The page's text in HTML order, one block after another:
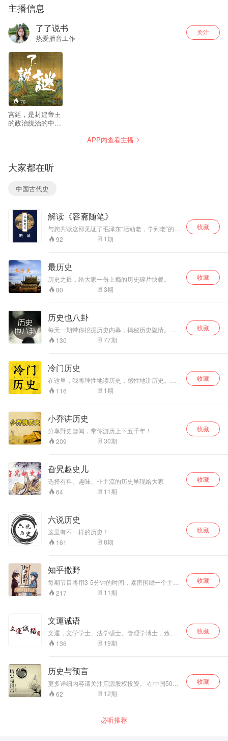
主播信息
了了说书
热爱播音工作
关注
70
宫廷，是封建帝王
的政治统治的中
权力之争、手足之
争、君臣之间，还
有宫中奴仆之间互
相攀比、互相倾
至相互残杀，在生
活中演出了一幕幕
宫廷秘史，奇闻异
事。但是它们的历
史真相如何呢？还
竟是怎么回事呢？
请听了了为您说说
这些谜！
APP内查看主播
大家都在听
中国古代史
解读《容斋随笔》
与您共读这部见证了毛泽东“活动老，学到老”的经
典著作
92 1期
收藏
最历史
历史之最，给大家一份上瘾的历史碎片快餐。
80
3期
收藏
历史也八卦
每天一期带你挖掘历史内幕，揭秘历史隐情。用
幽默的语言，轻松的态度带你穿越古今中外，在
这里，真相只有一个！
130 77期
收藏
冷门历史
在这里，我将理性地读历史，感性地讲历史。我
不敢说一字一句皆有出处，但敢保证每一个细节
都有史料可核查甄别。我所讲的每一段历史，或
谱可信的历史。 在这里，你可以了解中国首富面
临的政治困境，自古已然； 在这里，你可以了解
皇权运作背后的普遍规律，每个时代的人精都有
成败的双重经验可供借鉴； 在这里，你可以了解
权力斗争的套路，哪怕在如今的职场中也如此熟
河山一寸血的抗战有更细节的把握…… 这个课
程，或许会颠覆你的历史观，或许会弥补你的知
识点，或许会重构你的人生观。不信，你听听
看。
116 1期
收藏
小乔讲历史
分享野史趣闻，带你游历上下五千年！
209
30期
收藏
旮旯趣史儿
选择有料、趣味、非主流的历史呈现给大家
64
11期
收藏
六说历史
这里有不一样的历史！
161
8期
收藏
知乎撒野
每期节目将用3-5分钟的时间，紧密围绕一个主题
或是一个人物开启深广的脑洞，扒出一些鲜有人
知的故事，讲述一些教科书上不会告诉你的知
且三观明确，旨在传递正能量与弘扬先进文化。
当然，我们不是中国知网也不是段子手，我们只
是知识和段子的搬运工。
217 11期
收藏
文運诚语
文運，文学学士、法学硕士、管理学博士，致力
于真学实修以及优秀传统文化的传播。 通过《大
学》、《尚书》、《史记》等著作为线索来讲述
动的还原了尧、舜等帝王的德行。
136 19期
收藏
历史与预言
更多详细内容请关注启源股权投资。 在中国5000
年的历史里，出现了很多的政治家、思想家、文
学家，也出现了很多的圣人、贤人，虽然这些人
个世界上最稀有的品种。这类人，我们称之为神
人。 何为神人？通晓天机，拥有像神一样本事的
62 12期
收藏
必听推荐